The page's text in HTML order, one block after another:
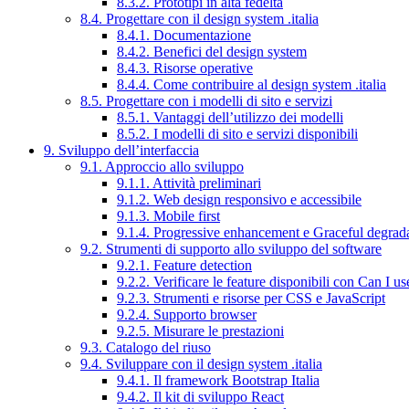
8.4. Progettare con il design system .italia
8.4.1. Documentazione
8.4.2. Benefici del design system
8.4.3. Risorse operative
8.4.4. Come contribuire al design system .italia
8.5. Progettare con i modelli di sito e servizi
8.5.1. Vantaggi dell’utilizzo dei modelli
8.5.2. I modelli di sito e servizi disponibili
9. Sviluppo dell’interfaccia
9.1. Approccio allo sviluppo
9.1.1. Attività preliminari
9.1.2. Web design responsivo e accessibile
9.1.3. Mobile first
9.1.4. Progressive enhancement e Graceful
9.2. Strumenti di supporto allo sviluppo del software
9.2.1. Feature detection
9.2.2. Verificare le feature disponibili con Can I
9.2.3. Strumenti e risorse per CSS e JavaScript
9.2.4. Supporto browser
9.2.5. Misurare le prestazioni
9.3. Catalogo del riuso
9.4. Sviluppare con il design system .italia
9.4.1. Il framework Bootstrap Italia
9.4.2. Il kit di sviluppo React